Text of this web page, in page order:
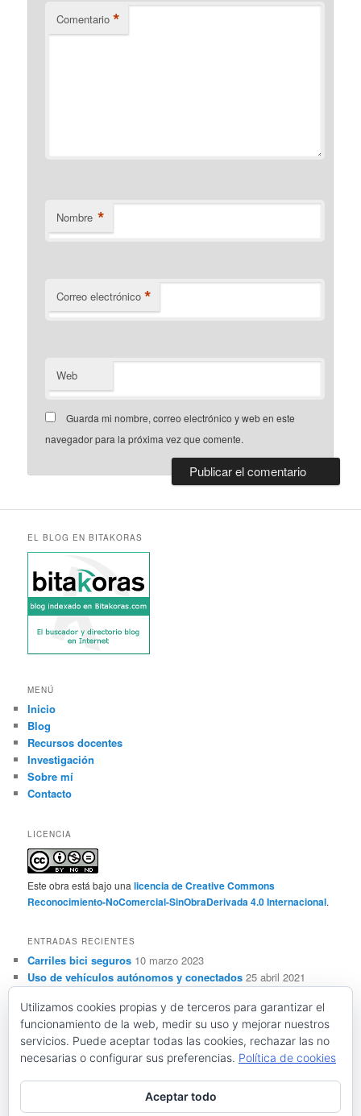
Comentario *
Nombre *
Correo electrónico *
Web
Guarda mi nombre, correo electrónico y web en este
navegador para la próxima vez que comente.
EL BLOG EN BITAKORAS
MENÚ
Inicio
Blog
Recursos docentes
Investigación
Sobre mí
Contacto
LICENCIA
Este obra está bajo unalicencia de Creative Commons
Reconocimiento-NoComercial-SinObraDerivada 4.0 Internacional.
ENTRADAS RECIENTES
Carriles bici seguros 10 marzo 2023
Uso de vehículos autónomos y conectados 25 abril 2021
autónomos y conectados 28 marzo 2021
Conceptos básicos sobre vehículos autónomos y
conectados 28 febrero 2021
Resistencia al deslizamiento y seguridad vial 21 noviembre
2020
Utilizamos cookies propias y de terceros para garantizar el
funcionamiento de la web, medir su uso y mejorar nuestros
servicios. Puede aceptar todas las cookies, rechazar las no
necesarias o configurar sus preferencias. Política de cookies
Aceptar todo